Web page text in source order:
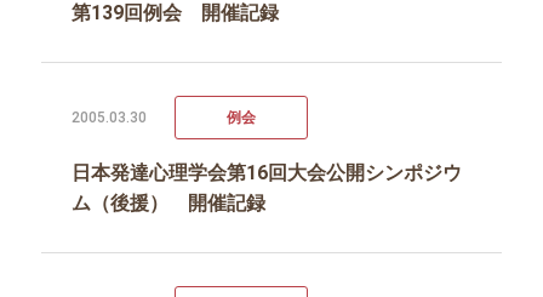
第139回例会 開催記録
日本発達心理学会第16回大会公開シンポジウ
ム（後援） 開催記録
2005.03.30 例会